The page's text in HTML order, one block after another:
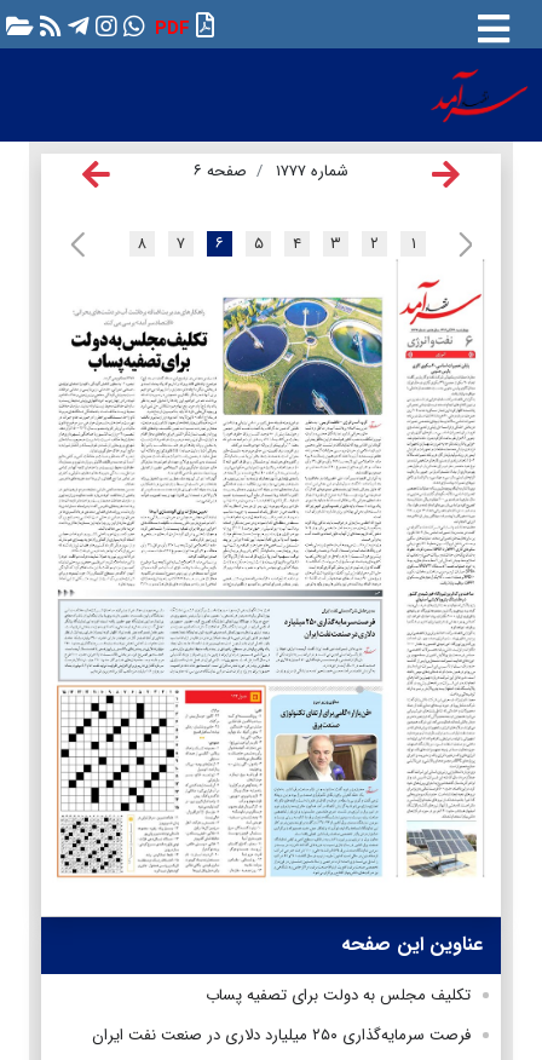
PDF
شماره ۱۷۷۷ صفحه ۶
۱ ۲ ۳ ۴ ۵ ۶ ۷ ۸
عناوین این صفحه
تکلیف مجلس به دولت برای تصفیه پساب
فرصت‌ سرمایه‌گذاری ۲۵۰ میلیارد دلاری در صنعت نفت ایران